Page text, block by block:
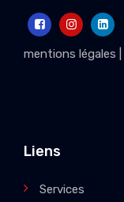
mentions légales
Liens
Services